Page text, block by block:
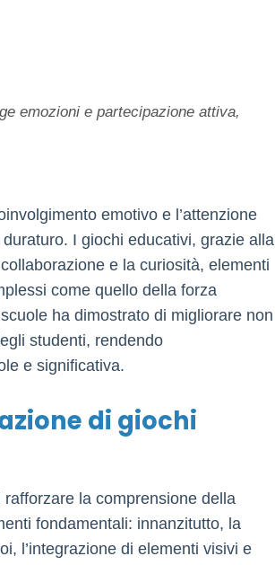
emozioni e partecipazione attiva,
emotivo e l’attenzione
I giochi educativi, grazie alla
e la curiosità, elementi
come quello della forza
ha dimostrato di migliorare non
studenti, rendendo
e significativa.
di giochi
la comprensione della
fondamentali: innanzitutto, la
l’integrazione di elementi visivi e